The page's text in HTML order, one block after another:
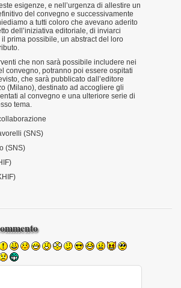
esigenze, e nell’urgenza di allestire un
del convegno e successivamente
a tutti coloro che avevano aderito
dell’iniziativa editoriale, di inviarci
il prima possibile, un abstract del loro
che non sarà possibile includere nei
convegno, potranno poi essere ospitati
che sarà pubblicato dall’editore
(Milano), destinato ad accogliere gli
al convegno e una ulteriore serie di
tema.
(SNS)
(SNS)